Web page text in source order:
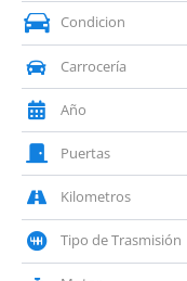
Condicion
Carrocería
Año
Puertas
Kilometros
Tipo de Trasmisión